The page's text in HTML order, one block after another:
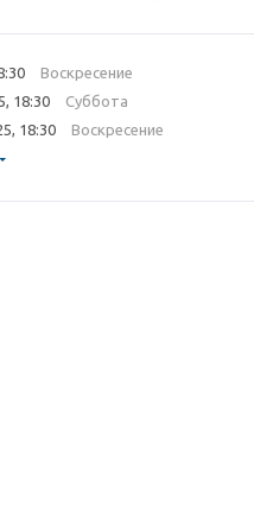
Воскресение
18:30
Суббота
18:30
Воскресение